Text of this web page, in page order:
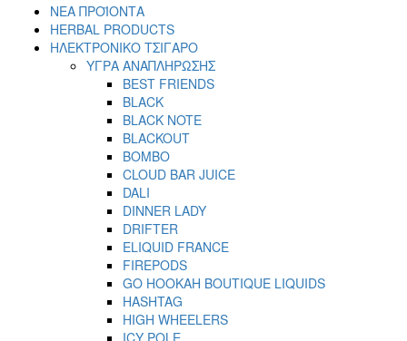
ΝΕΑ ΠΡΟΪΟΝΤΑ
HERBAL PRODUCTS
ΗΛΕΚΤΡΟΝΙΚΟ ΤΣΙΓΑΡΟ
ΥΓΡΑ ΑΝΑΠΛΗΡΩΣΗΣ
BEST FRIENDS
BLACK
BLACK NOTE
BLACKOUT
BOMBO
CLOUD BAR JUICE
DALI
DINNER LADY
DRIFTER
ELIQUID FRANCE
FIREPODS
GO HOOKAH BOUTIQUE LIQUIDS
HASHTAG
HIGH WHEELERS
ICY POLE